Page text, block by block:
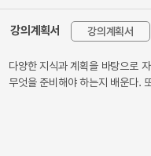
강의계획서 강의계획서
다양한 지식과 계획을 바탕으로
무엇을 준비해야 하는지 배운다.